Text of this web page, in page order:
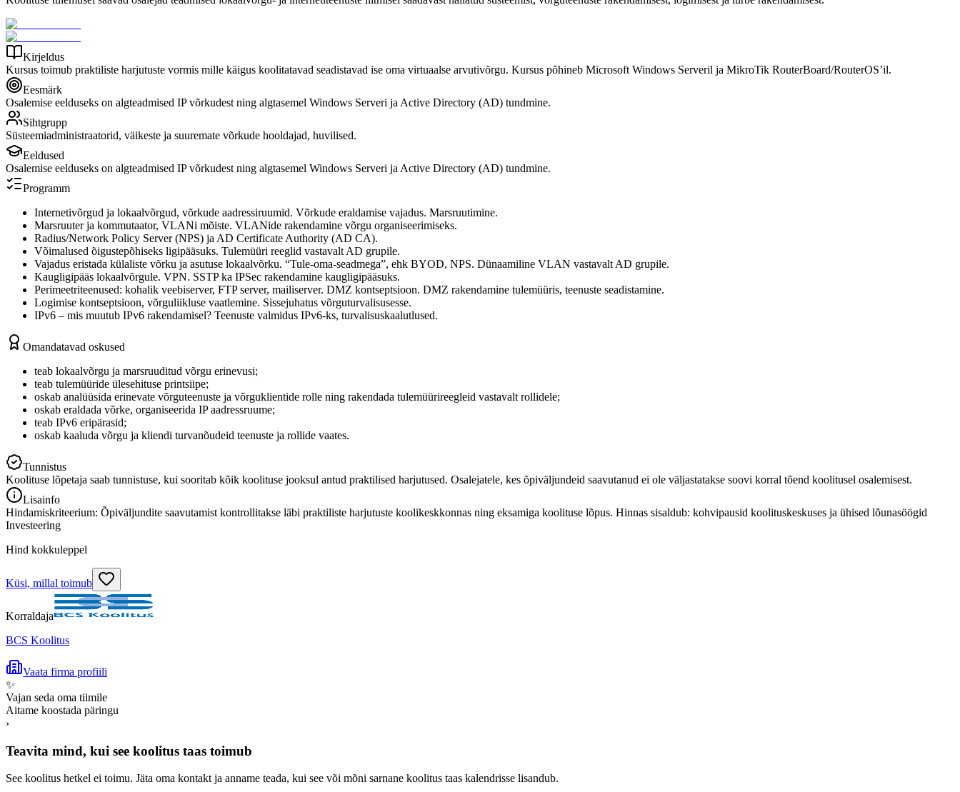
Kirjeldus
Kursus toimub praktiliste harjutuste vormis mille käigus koolitatavad seadistavad ise oma virtuaalse arvutivõrgu. Kursus põhineb Microsoft Windows Serveril ja MikroTik RouterBoard/RouterOS’il.
Eesmärk
Osalemise eelduseks on algteadmised IP võrkudest ning algtasemel Windows Serveri ja Active Directory (AD) tundmine.
Sihtgrupp
Süsteemiadministraatorid, väikeste ja suuremate võrkude hooldajad, huvilised.
Eeldused
Osalemise eelduseks on algteadmised IP võrkudest ning algtasemel Windows Serveri ja Active Directory (AD) tundmine.
Programm
Internetivõrgud ja lokaalvõrgud, võrkude aadressiruumid. Võrkude eraldamise vajadus. Marsruutimine.
Marsruuter ja kommutaator, VLANi mõiste. VLANide rakendamine võrgu organiseerimiseks.
Radius/Network Policy Server (NPS) ja AD Certificate Authority (AD CA).
Võimalused õigustepõhiseks ligipääsuks. Tulemüüri reeglid vastavalt AD grupile.
Vajadus eristada külaliste võrku ja asutuse lokaalvõrku. “Tule-oma-seadmega”, ehk BYOD, NPS. Dünaamiline VLAN vastavalt AD grupile.
Kaugligipääs lokaalvõrgule. VPN. SSTP ka IPSec rakendamine kaugligipääsuks.
Perimeetriteenused: kohalik veebiserver, FTP server, mailiserver. DMZ kontseptsioon. DMZ rakendamine tulemüüris, teenuste seadistamine.
Logimise kontseptsioon, võrguliikluse vaatlemine. Sissejuhatus võrguturvalisusesse.
IPv6 – mis muutub IPv6 rakendamisel? Teenuste valmidus IPv6-ks, turvalisuskaalutlused.
Omandatavad oskused
teab lokaalvõrgu ja marsruuditud võrgu erinevusi;
teab tulemüüride ülesehituse printsiipe;
oskab analüüsida erinevate võrguteenuste ja võrguklientide rolle ning rakendada tulemüürireegleid vastavalt rollidele;
oskab eraldada võrke, organiseerida IP aadressruume;
teab IPv6 eripärasid;
oskab kaaluda võrgu ja kliendi turvanõudeid teenuste ja rollide vaates.
Tunnistus
Koolituse lõpetaja saab tunnistuse, kui sooritab kõik koolituse jooksul antud praktilised harjutused. Osalejatele, kes õpiväljundeid saavutanud ei ole väljastatakse soovi korral tõend koolitusel osalemisest.
Lisainfo
Hindamiskriteerium: Õpiväljundite saavutamist kontrollitakse läbi praktiliste harjutuste koolikeskkonnas ning eksamiga koolituse lõpus. Hinnas sisaldub: kohvipausid koolituskeskuses ja ühised lõunasöögid
Investeering
Hind kokkuleppel
Küsi, millal toimub
Korraldaja
BCS Koolitus
Vaata firma profiili
✨
Vajan seda oma tiimile
Aitame koostada päringu
›
Teavita mind, kui see koolitus taas toimub
See koolitus hetkel ei toimu. Jäta oma kontakt ja anname teada, kui see või mõni sarnane koolitus taas kalendrisse lisandub.